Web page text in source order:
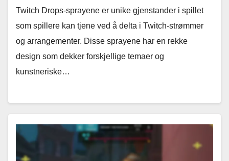
Twitch Drops-sprayene er unike gjenstander i spillet
som spillere kan tjene ved å delta i Twitch-strømmer
og arrangementer. Disse sprayene har en rekke
design som dekker forskjellige temaer og
kunstneriske…